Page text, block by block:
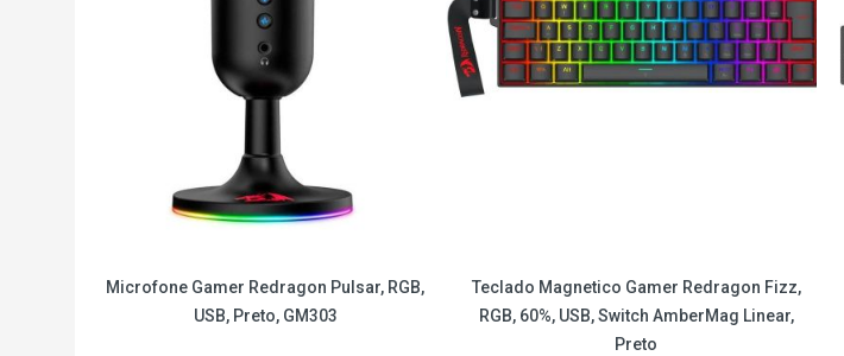
Microfone Gamer Redragon Pulsar, RGB,
USB, Preto, GM303
Teclado Magnetico Gamer Redragon Fizz,
RGB, 60%, USB, Switch AmberMag Linear,
Preto